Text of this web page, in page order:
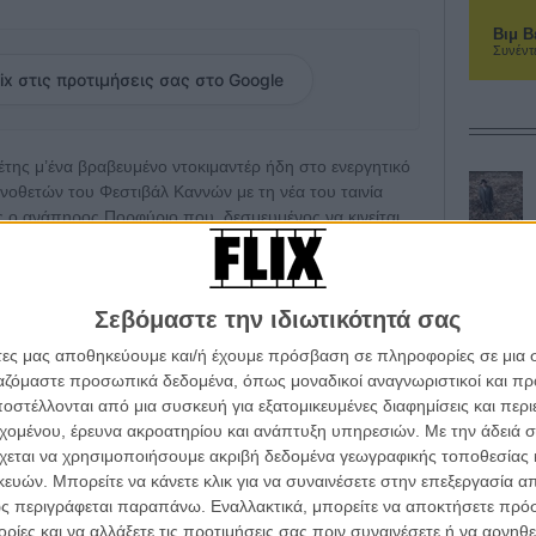
Σεβόμαστε την ιδιωτικότητά σας
μας αποθηκεύουμε και/ή έχουμε πρόσβαση σε πληροφορίες σε
προσωπικά δεδομένα, όπως μοναδικοί αναγνωριστικοί και
από μια συσκευή για εξατομικευμένες διαφημίσεις και
έρευνα ακροατηρίου και ανάπτυξη υπηρεσιών. Με την άδειά
να χρησιμοποιήσουμε ακριβή δεδομένα γεωγραφικής τοποθεσίας
Μπορείτε να κάνετε κλικ για να συναινέσετε στην επεξεργασία
περιγράφεται παραπάνω. Εναλλακτικά, μπορείτε να αποκτήσετε
και να αλλάξετε τις προτιμήσεις σας πριν συναινέσετε ή να
στις προτιμήσεις σας στο Google
μ’ένα βραβευμένο ντοκιμαντέρ ήδη στο ενεργητικό
του Φεστιβάλ Καννών με τη νέα του ταινία
ανάπηρος Πορφύριο που, δεσμευμένος να κινείται
πουλά χρόνο χρήσης του κινητού του
Αμαζονίου.
ο Θύμιος Μπακατάκης («Hardcore», «Κυνόδοντας»,
Και οι δύο θα μπορούν, λοιπόν, πια, να
τη φετινή συμμετοχή τους στο Φεστιβάλ Καννών!
Cannes Film Festival, Porfirio, Alejandro
Σκηνοθετών, Θύμιος Μπακατάκης, Θωμάς Βαρβίας,
Βιμ